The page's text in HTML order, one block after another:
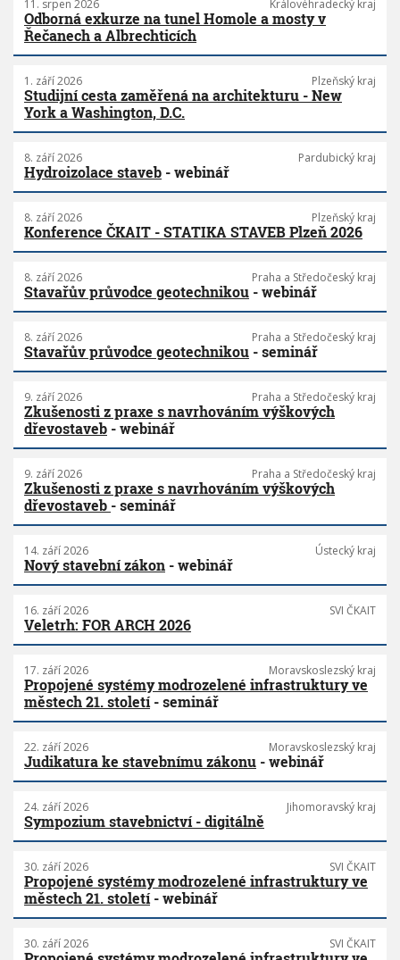
11. srpen 2026 Královéhradecký kraj
Odborná exkurze na tunel Homole a mosty v
Řečanech a Albrechticích
1. září 2026 Plzeňský kraj
Studijní cesta zaměřená na architekturu - New
York a Washington, D.C.
8. září 2026 Pardubický kraj
Hydroizolace staveb - webinář
8. září 2026 Plzeňský kraj
Konference ČKAIT - STATIKA STAVEB Plzeň 2026
8. září 2026 Praha a Středočeský kraj
Stavařův průvodce geotechnikou - webinář
8. září 2026 Praha a Středočeský kraj
Stavařův průvodce geotechnikou - seminář
9. září 2026 Praha a Středočeský kraj
Zkušenosti z praxe s navrhováním výškových
dřevostaveb - webinář
9. září 2026 Praha a Středočeský kraj
Zkušenosti z praxe s navrhováním výškových
dřevostaveb - seminář
14. září 2026 Ústecký kraj
Nový stavební zákon - webinář
16. září 2026 SVI ČKAIT
Veletrh: FOR ARCH 2026
17. září 2026 Moravskoslezský kraj
Propojené systémy modrozelené infrastruktury ve
městech 21. století- seminář
22. září 2026 Moravskoslezský kraj
Judikatura ke stavebnímu zákonu - webinář
24. září 2026 Jihomoravský kraj
Sympozium stavebnictví - digitálně
30. září 2026 SVI ČKAIT
Propojené systémy modrozelené infrastruktury ve
městech 21. století- webinář
30. září 2026 SVI ČKAIT